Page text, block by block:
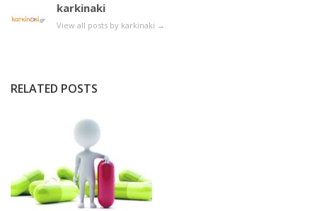
karkinaki
View all posts by karkinaki →
RELATED POSTS